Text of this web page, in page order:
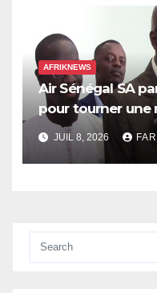
AFRIKNEWS
Air Sénégal SA
pour tourner une
JUIL 8, 2026